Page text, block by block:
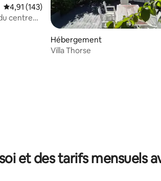
: 4,97 sur 5
Évaluation moyenne sur la base de 143
4,91 (143)
centre
Hébergement
Villa Thorse
et des tarifs mensuels